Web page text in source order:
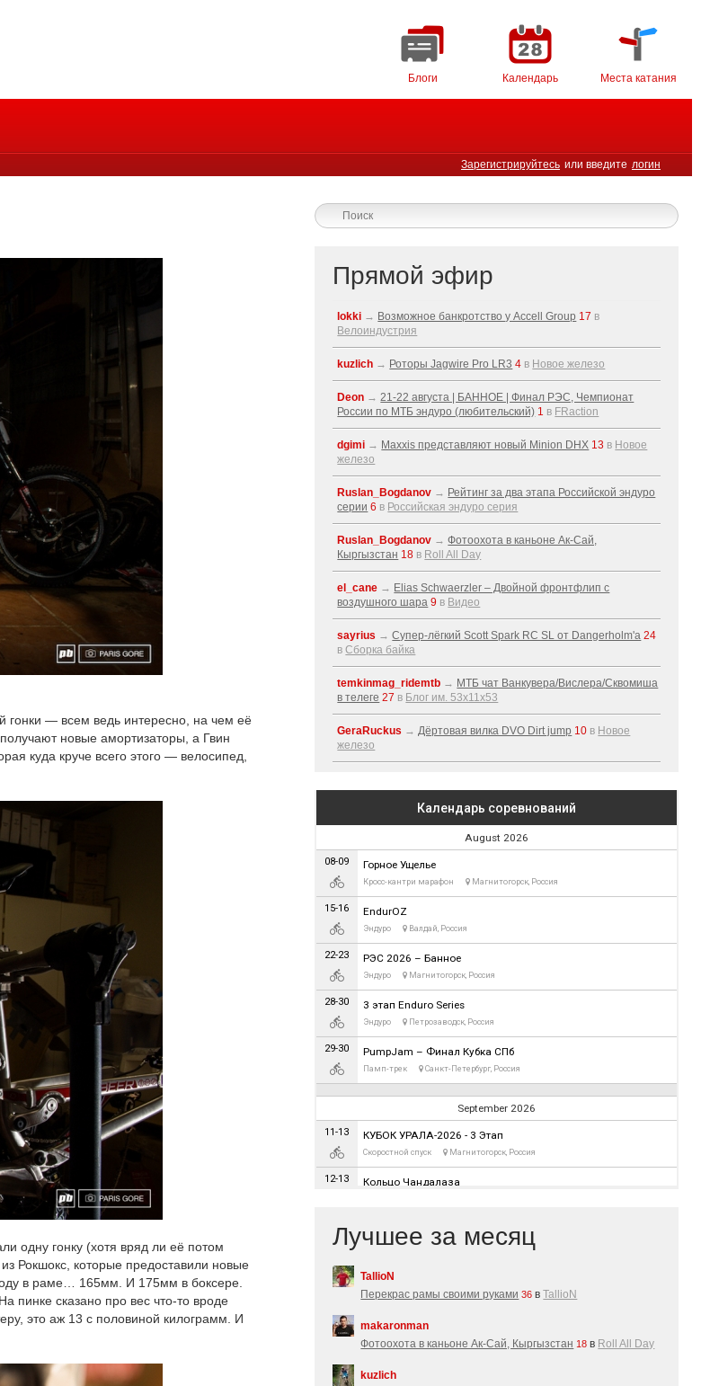
Блоги Календарь Места катания
Зарегистрируйтесь или введите логин
гонки — всем ведь интересно, на чем её
новые амортизаторы, а Гвин
куда круче всего этого — велосипед,
одну гонку (хотя вряд ли её потом
Рокшокс, которые предоставили новые
в раме… 165мм. И 175мм в боксере.
пинке сказано про вес что-то вроде
это аж 13 с половиной килограмм. И
Прямой эфир
lokki → Возможное банкротство у Accell Group 17 в
Велоиндустрия
kuzlich → Роторы Jagwire Pro LR3 4 в Новое железо
Deon →21-22 августа | БАННОЕ | Финал РЭС, Чемпионат
России по МТБ эндуро (любительский) 1 в FRaction
dgimi → Maxxis представляют новый Minion DHX 13 в Новое
железо
Ruslan_Bogdanov → Рейтинг за два этапа Российской эндуро
серии 6 в Российская эндуро серия
Ruslan_Bogdanov →Фотоохота в каньоне Ак-Cай,
Кыргызстан 18 в Roll All Day
el_cane → Elias Schwaerzler – Двойной фронтфлип с
воздушного шара 9 в Видео
sayrius →Супер-лёгкий Scott Spark RC SL от Dangerholm'a 24
вСборка байка
temkinmag_ridemtb → МТБ чат Ванкувера/Вислера/Сквомиша
в телеге 27 в Блог им. 53x11x53
GeraRuckus →Дёртовая вилка DVO Dirt jump 10 в Новое
железо
Лучшее за месяц
TallioN
Перекрас рамы своими руками 36 вTallioN
makaronman
Фотоохота в каньоне Ак-Cай, Кыргызстан 18 в Roll All Day
kuzlich